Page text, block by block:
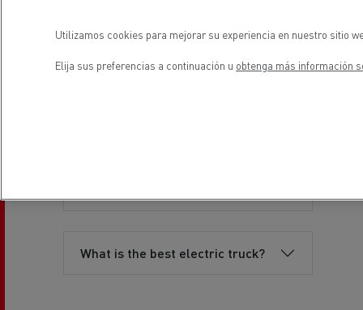
What is the best electric truck?
Utilizamos cookies para mejorar su experiencia en nuestro sitio
Elija sus preferencias a continuación u obtenga más información